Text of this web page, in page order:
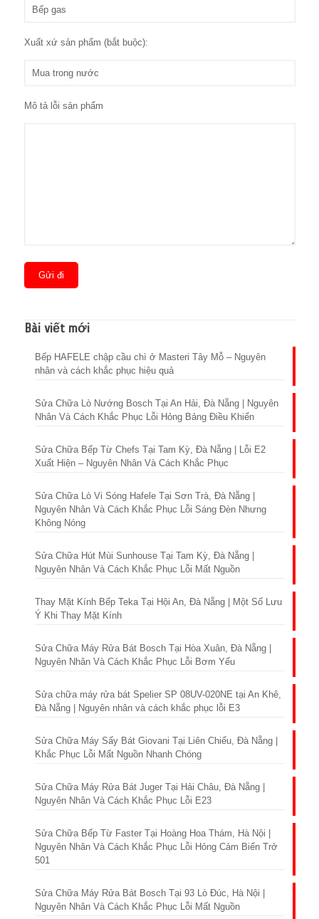
Xuất xứ sản phẩm (bắt buộc):
Mô tả lỗi sản phẩm
Bài viết mới
Bếp HAFELE chập cầu chì ở Masteri Tây Mỗ – Nguyên
nhân và cách khắc phục hiệu quả
Sửa Chữa Lò Nướng Bosch Tại An Hải, Đà Nẵng | Nguyên
Nhân Và Cách Khắc Phục Lỗi Hỏng Bảng Điều Khiển
Sửa Chữa Bếp Từ Chefs Tại Tam Kỳ, Đà Nẵng | Lỗi E2
Xuất Hiện – Nguyên Nhân Và Cách Khắc Phục
Sửa Chữa Lò Vi Sóng Hafele Tại Sơn Trà, Đà Nẵng |
Nguyên Nhân Và Cách Khắc Phục Lỗi Sáng Đèn Nhưng
Không Nóng
Sửa Chữa Hút Mùi Sunhouse Tại Tam Kỳ, Đà Nẵng |
Nguyên Nhân Và Cách Khắc Phục Lỗi Mất Nguồn
Thay Mặt Kính Bếp Teka Tại Hội An, Đà Nẵng | Một Số Lưu
Ý Khi Thay Mặt Kính
Sửa Chữa Máy Rửa Bát Bosch Tại Hòa Xuân, Đà Nẵng |
Nguyên Nhân Và Cách Khắc Phục Lỗi Bơm Yếu
Sửa chữa máy rửa bát Spelier SP 08UV-020NE tại An Khê,
Đà Nẵng | Nguyên nhân và cách khắc phục lỗi E3
Sửa Chữa Máy Sấy Bát Giovani Tại Liên Chiểu, Đà Nẵng |
Khắc Phục Lỗi Mất Nguồn Nhanh Chóng
Sửa Chữa Máy Rửa Bát Juger Tại Hải Châu, Đà Nẵng |
Nguyên Nhân Và Cách Khắc Phục Lỗi E23
Sửa Chữa Bếp Từ Faster Tại Hoàng Hoa Thám, Hà Nội |
Nguyên Nhân Và Cách Khắc Phục Lỗi Hỏng Cảm Biến Trở
501
Sửa Chữa Máy Rửa Bát Bosch Tại 93 Lò Đúc, Hà Nội |
Nguyên Nhân Và Cách Khắc Phục Lỗi Mất Nguồn